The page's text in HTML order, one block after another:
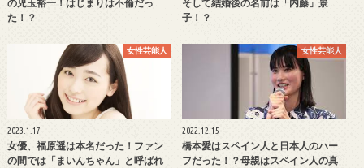
の児玉裕一！はじまりは不倫だっ
た！？
そして結婚後の名前は「内藤」景
子！？
女性芸能人
2023.1.17
女優、福原遥は本名だった！ファン
の間では「まいんちゃん」と呼ばれ
女性芸能人
2022.12.15
橋本愛はスペイン人と日本人のハー
フだった！？母親はスペイン人の真